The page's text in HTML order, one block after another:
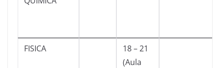
FISICA
18 – 21
(Aula